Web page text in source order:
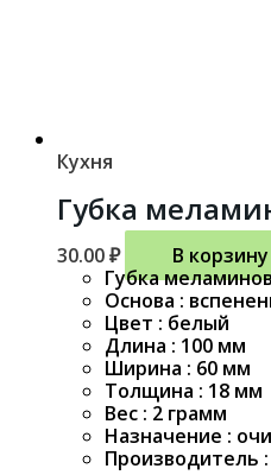
Кухня
Губка
30.00₽
В корзину
Губка
Основа :
Цвет : белый
Длина : 100 мм
Ширина : 60 мм
Толщина : 18 мм
Вес : 2 грамм
Назначение :
Производитель